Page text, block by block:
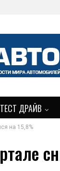
ТЕСТ ДРАЙВ
на 15,8%